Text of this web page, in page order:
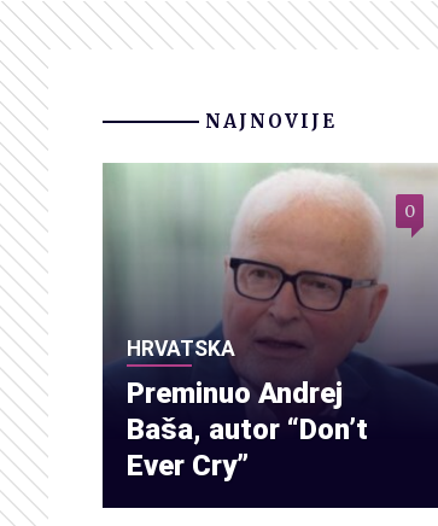
NAJNOVIJE
HRVATSKA
Preminuo Andrej
Baša, autor “Don’t
Ever Cry”
0